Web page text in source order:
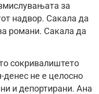
за
надвор. Сакала да
романи. Сакала да
сокривалиштето
денес не е целосно
и депортирани. Ана